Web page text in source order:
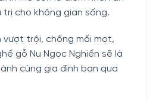
cho không gian sống.
trội, chống mối mọt,
gỗ Nu Ngọc Nghiến sẽ là
cùng gia đình bạn qua